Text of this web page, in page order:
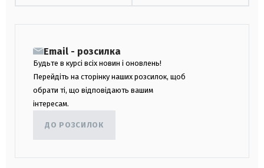
Email - розсилка
Будьте в курсі всіх новин і оновлень!
Перейдіть на сторінку наших розсилок, щоб
обрати ті, що відповідають вашим
інтересам.
ДО РОЗСИЛОК